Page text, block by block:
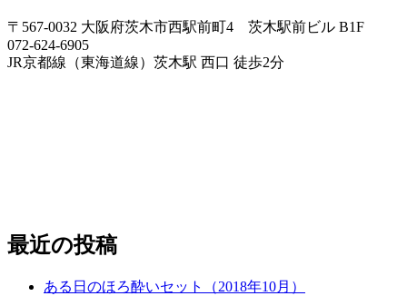
〒567-0032 大阪府茨木市西駅前町4 茨木駅前ビル B1F
072-624-6905
JR京都線（東海道線）茨木駅 西口 徒歩2分
最近の投稿
ある日のほろ酔いセット（2018年10月）